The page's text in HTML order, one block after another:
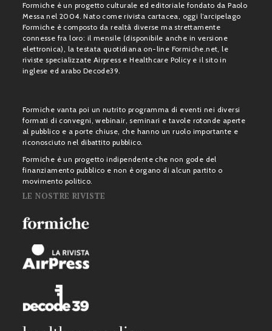
Formiche è un progetto culturale ed editoriale fondato da Paolo
Messa nel 2004. Nato come rivista cartacea, oggi l’arcipelago
Formiche è composto da realtà diverse ma strettamente
connesse fra loro: il mensile (disponibile anche in versione
elettronica), la testata quotidiana on-line Formiche.net, le
riviste specializzate Airpress e Healthcare Policy e il sito in
inglese ed arabo Decode39.
Formiche vanta poi un nutrito programma di eventi nei diversi
formati di convegni, webinair, seminari e tavole rotonde aperte
al pubblico e a porte chiuse, che hanno un ruolo importante e
riconosciuto nel dibattito pubblico.
Formiche è un progetto indipendente che non gode del
finanziamento pubblico e non è organo di alcun partito o
movimento politico.
LE NOSTRE RIVISTE